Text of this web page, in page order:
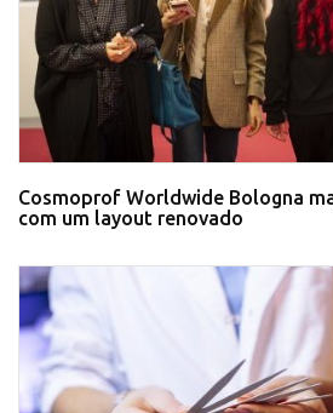
Cosmoprof Worldwide Bologna
com um layout renovado